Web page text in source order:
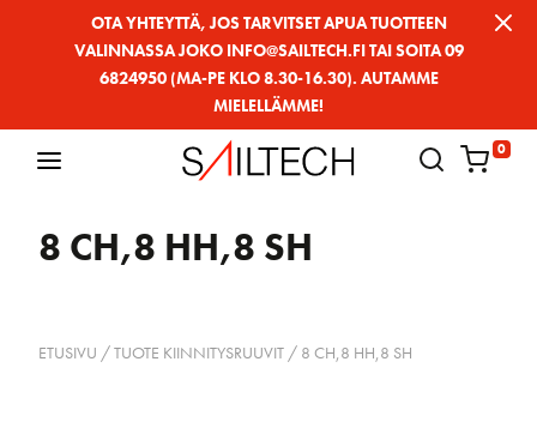
OTA YHTEYTTÄ, JOS TARVITSET APUA TUOTTEEN
VALINNASSA JOKO INFO@SAILTECH.FI TAI SOITA 09
6824950 (MA-PE KLO 8.30-16.30). AUTAMME
MIELELLÄMME!
0
8 CH,8 HH,8 SH
ETUSIVU / TUOTE KIINNITYSRUUVIT / 8 CH,8 HH,8 SH